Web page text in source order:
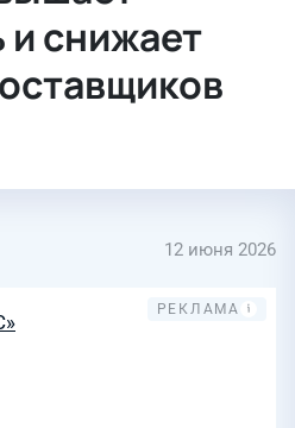
и снижает
12 июня 2026